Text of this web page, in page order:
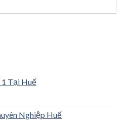
1 Tại Huế
Nghiệp Huế